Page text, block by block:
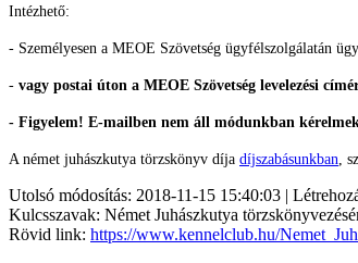
Intézhető:
- Személyesen a MEOE Szövetség ügyfélszolgálatán
- vagy postai úton a MEOE Szövetség levelezési
- Figyelem! E-mailben nem áll módunkban
A német juhászkutya törzskönyv díja díjszabásunkban ,
Utolsó módosítás: 2018-11-15 15:40:03 |
Kulcsszavak: Német Juhászkutya
Rövid link: https://www.kennelclub.hu/